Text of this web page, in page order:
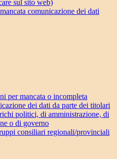
sul sito web)
comunicazione dei dati
per mancata o incompleta
dei dati da parte dei titolari
politici, di amministrazione, di
o di governo
consiliari regionali/provinciali